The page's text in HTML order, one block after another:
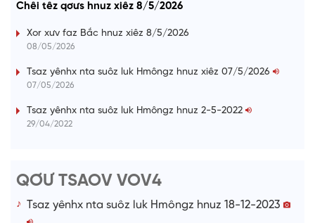
y
e
d
0
g
s
i
Chêi têz qơưs hnuz xiêz 8/5/2026
Xor xưv faz Bắc hnuz xiêz 8/5/2026
08/05/2026
Tsaz yênhx nta suôz luk Hmôngz hnuz xiêz 07/5/2026
07/05/2026
Tsaz yênhx nta suôz luk Hmôngz hnuz 2-5-2022
29/04/2022
QƠƯ TSAOV VOV4
Tsaz yênhx nta suôz luk Hmôngz hnuz 18-12-2023